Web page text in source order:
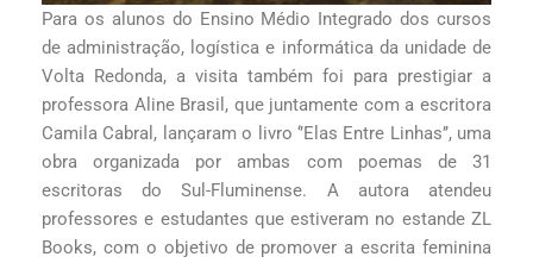
Para os alunos do Ensino Médio Integrado dos cursos
de administração, logística e informática da unidade de
Volta Redonda, a visita também foi para prestigiar a
professora Aline Brasil, que juntamente com a escritora
Camila Cabral, lançaram o livro ‘’Elas Entre Linhas’’, uma
obra organizada por ambas com poemas de 31
escritoras do Sul-Fluminense. A autora atendeu
professores e estudantes que estiveram no estande ZL
Books, com o objetivo de promover a escrita feminina